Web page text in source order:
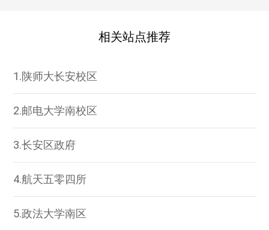
相关站点推荐
1.陕师大长安校区
2.邮电大学南校区
3.长安区政府
4.航天五零四所
5.政法大学南区